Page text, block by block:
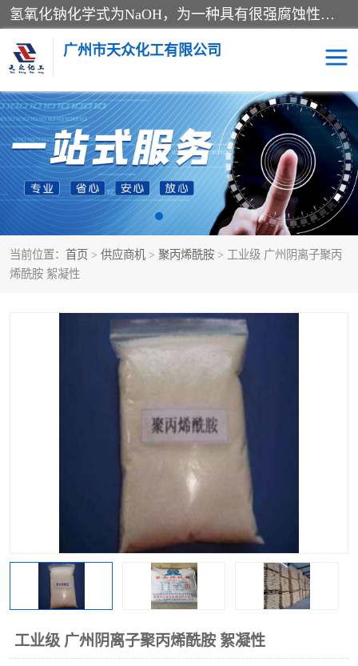
氢氧化钠化学式为NaOH，为一种具有很强腐蚀性的强碱，一般为片状或颗粒形态，易溶于水(溶于水时放热)并形成碱性溶液，另有潮解性，易吸取空气中的水蒸气(潮解)和(变质)。NaOH是化学实验室其中一种必备的化学品，亦为常见的化工品之一。纯品是无色透明的晶体。密度2.130g/cm3。熔点318.4℃。沸点1390℃。工业品含有少量的氯化和碳酸，是白色不透明的晶体。
广州市天众化工有限公司
当前位置： 首页 > 供应商机 > 聚丙烯酰胺 > 工业级 广州阴离子聚丙
烯酰胺 絮凝性
工业级 广州阴离子聚丙烯酰胺 絮凝性
亚硝酸钠 氢氧化钠
纯碱 硫代硫酸钠
草酸 醋酸钠
聚合氯化铝 焦磷酸二氢二钠
一水葡萄糖
一水柠檬酸
葡萄糖酸钠
磷酸二氢钾
三聚磷酸钠
工业白糖
过硫酸钠 过硫酸铵
尿素 碳酸氢钠
聚合硫酸铁 磷酸二氢钠